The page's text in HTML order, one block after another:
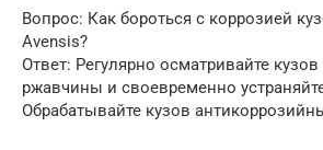
Вопрос: Как бороться с коррозией
Avensis?
Ответ: Регулярно осматривайте
ржавчины и своевременно
Обрабатывайте кузов